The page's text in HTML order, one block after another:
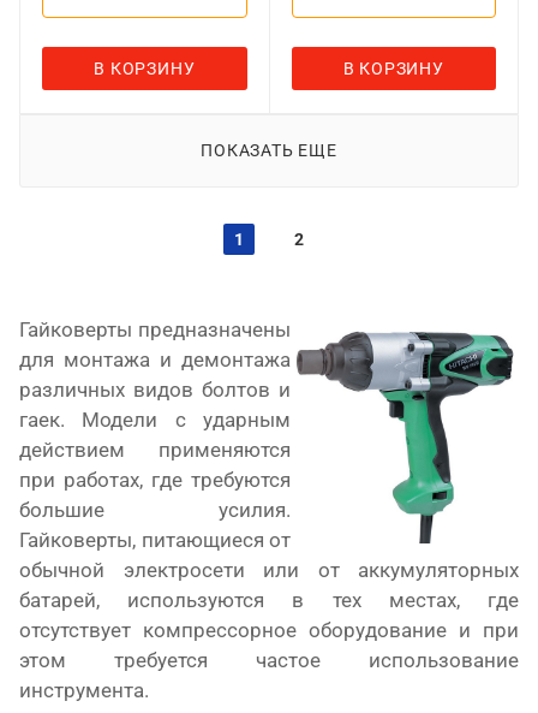
В КОРЗИНУ В КОРЗИНУ
ПОКАЗАТЬ ЕЩЕ
1 2
Гайковерты предназначены
для монтажа и демонтажа
различных видов болтов и
гаек. Модели с ударным
действием применяются
при работах, где требуются
большие усилия.
Гайковерты, питающиеся от
обычной электросети или от аккумуляторных
батарей, используются в тех местах, где
отсутствует компрессорное оборудование и при
этом требуется частое использование
инструмента.